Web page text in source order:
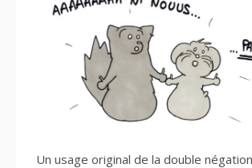
Un usage original de la double